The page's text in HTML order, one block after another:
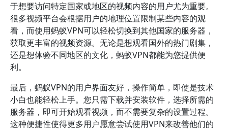
于想要访问特定国家或地区的视频内容的用户尤为重要。
很多视频平台会根据用户的地理位置限制某些内容的观
看，而使用蚂蚁VPN可以轻松切换到其他国家的服务器，
获取更丰富的视频资源。无论是想观看国外的热门剧集，
还是想体验不同地区的文化，蚂蚁VPN都能为您提供便
利。
最后，蚂蚁VPN的用户界面友好，操作简单，即使是技术
小白也能轻松上手。您只需下载并安装软件，选择所需的
服务器，即可开始观看视频，而不需要复杂的设置过程。
这种便捷性使得更多用户愿意尝试使用VPN来改善他们的